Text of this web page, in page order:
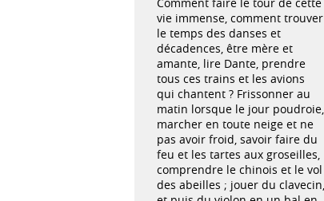
vie immense, comment trouver
le temps des danses et
décadences, être mère et
amante, lire Dante, prendre
tous ces trains et les avions
qui chantent ? Frissonner au
matin lorsque le jour poudroie,
marcher en toute neige et ne
pas avoir froid, savoir faire du
feu et les tartes aux groseilles,
comprendre le chinois et le vol
des abeilles ; jouer du clavecin,